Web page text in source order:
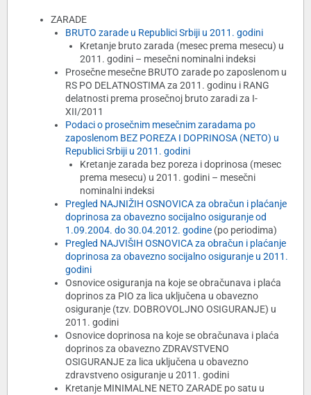
ZARADE
BRUTO zarade u Republici Srbiji u 2011. godini
Kretanje bruto zarada (mesec prema mesecu) u
2011. godini – mesečni nominalni indeksi
Prosečne mesečne BRUTO zarade po zaposlenom u
RS PO DELATNOSTIMA za 2011. godinu i RANG
delatnosti prema prosečnoj bruto zaradi za I-
XII/2011
Podaci o prosečnim mesečnim zaradama po
zaposlenom BEZ POREZA I DOPRINOSA (NETO) u
Republici Srbiji u 2011. godini
Kretanje zarada bez poreza i doprinosa (mesec
prema mesecu) u 2011. godini – mesečni
nominalni indeksi
Pregled NAJNIŽIH OSNOVICA za obračun i plaćanje
doprinosa za obavezno socijalno osiguranje od
1.09.2004. do 30.04.2012. godine (po periodima)
Pregled NAJVIŠIH OSNOVICA za obračun i plaćanje
doprinosa za obavezno socijalno osiguranje u 2011.
godini
Osnovice osiguranja na koje se obračunava i plaća
doprinos za PIO za lica uključena u obavezno
osiguranje (tzv. DOBROVOLJNO OSIGURANJE) u
2011. godini
Osnovice doprinosa na koje se obračunava i plaća
doprinos za obavezno ZDRAVSTVENO
OSIGURANJE za lica uključena u obavezno
zdravstveno osiguranje u 2011. godini
Kretanje MINIMALNE NETO ZARADE po satu u